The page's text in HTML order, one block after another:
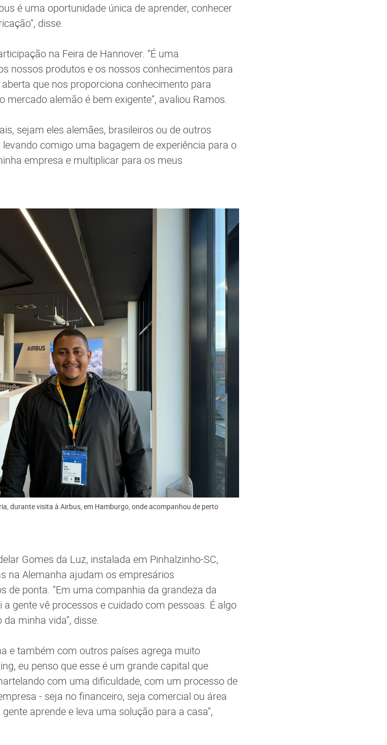
é uma oportunidade única de aprender, conhecer
disse.
na Feira de Hannover. “É uma
nossos produtos e os nossos conhecimentos para
que nos proporciona conhecimento para
mercado alemão é bem exigente”, avaliou Ramos.
sejam eles alemães, brasileiros ou de outros
comigo uma bagagem de experiência para o
empresa e multiplicar para os meus
durante visita à Airbus, em Hamburgo, onde acompanhou de perto
Gomes da Luz, instalada em Pinhalzinho-SC,
na Alemanha ajudam os empresários
de ponta. “Em uma companhia da grandeza da
a gente vê processos e cuidado com pessoas. É algo
minha vida”, disse.
e também com outros países agrega muito
eu penso que esse é um grande capital que
com uma dificuldade, com um processo de
- seja no financeiro, seja comercial ou área
aprende e leva uma solução para a casa”,